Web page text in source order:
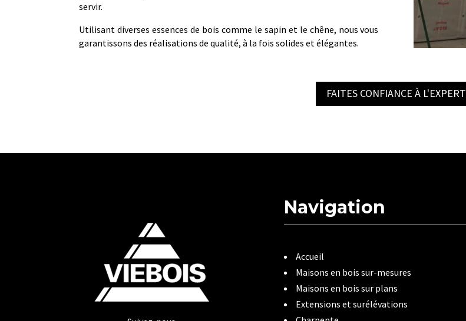
servir.
Utilisant diverses essences de bois comme le sapin et le chêne, nous vous
garantissons des réalisations de qualité, à la fois solides et élégantes.
FAITES CONFIANCE À L'EXPERT
Navigation
Accueil
Maisons en bois sur-mesures
Maisons en bois sur plans
Extensions et surélévations